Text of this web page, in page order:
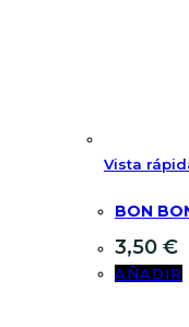
Vista
BON
3,50 €
AÑADIR